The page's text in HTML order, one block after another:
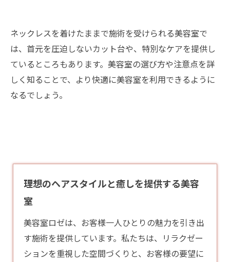
ネックレスを着けたままで施術を受けられる美容室で
は、首元を圧迫しないカット台や、特別なケアを提供し
ているところもあります。美容室の選び方や注意点を詳
しく知ることで、より快適に美容室を利用できるように
なるでしょう。
理想のヘアスタイルと癒しを提供する美容
室
美容室ロゼは、お客様一人ひとりの魅力を引き出
す施術を提供しています。私たちは、リラクゼー
ションを重視した空間づくりと、お客様の要望に